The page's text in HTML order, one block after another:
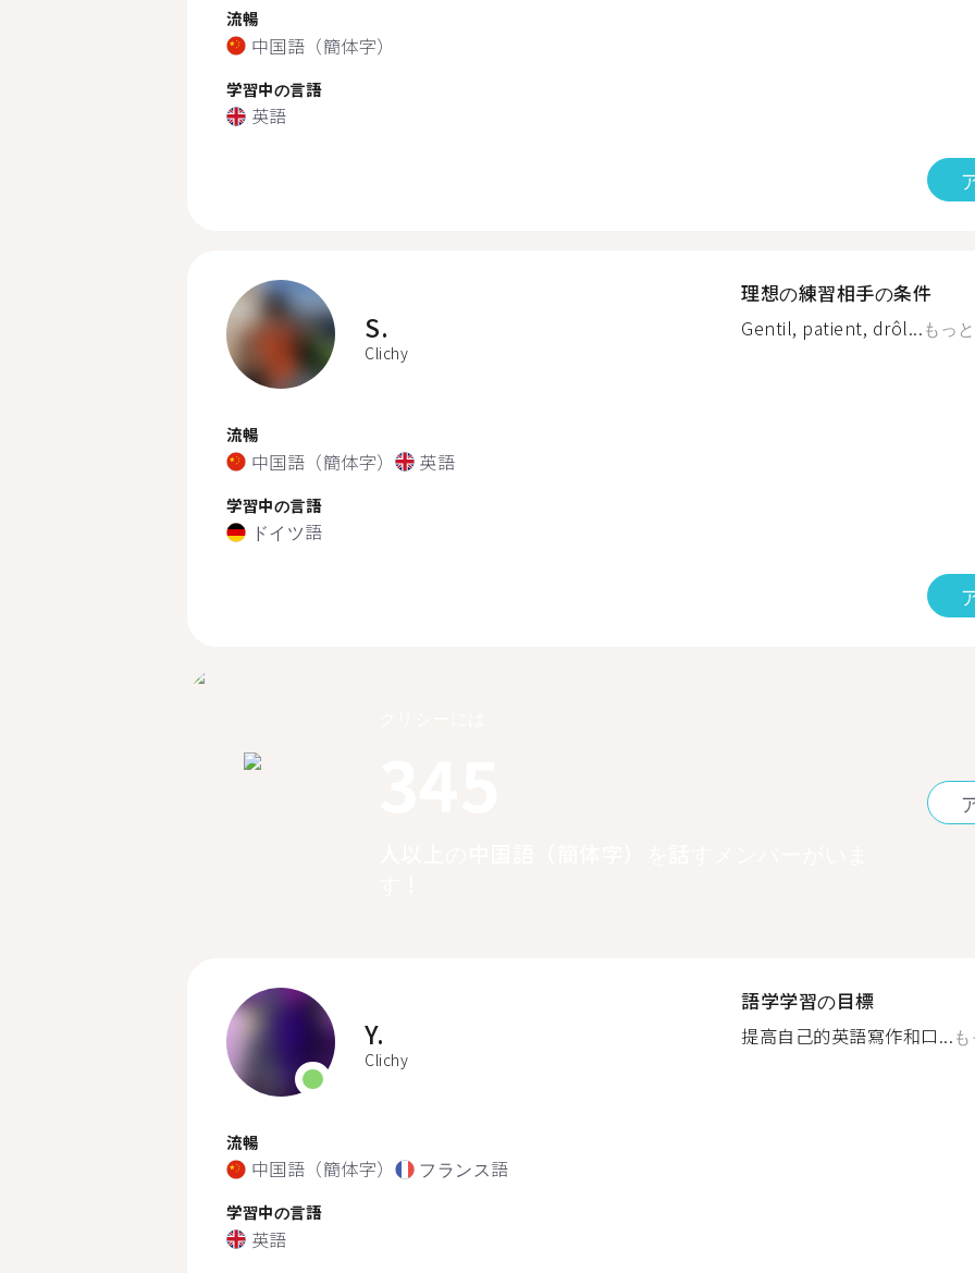
流暢
中国語（簡体字）
学習中の言語
英語
S.
Clichy
流暢
中国語（簡体字） 英語
学習中の言語
ドイツ語
理想の練習相手の条件
Gentil, patient, drôl...もっ
Y.
Clichy
流暢
中国語（簡体字） フランス語
学習中の言語
英語
語学学習の目標
提高自己的英語寫作和口...